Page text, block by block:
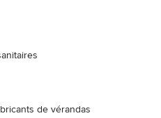
de vérandas